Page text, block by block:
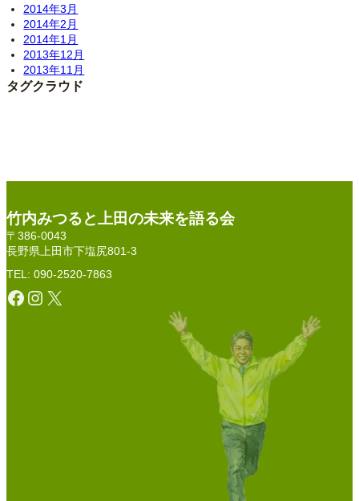
2014年3月
2014年2月
2014年1月
2013年12月
2013年11月
タグクラウド
竹内みつると上田の未来を語る会
〒386-0043
長野県上田市下塩尻801-3
TEL: 090-2520-7863
Facebook Instagram X